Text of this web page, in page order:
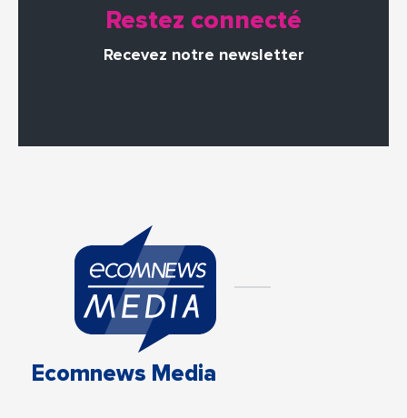
Restez connecté
Recevez notre newsletter
Ecomnews Media